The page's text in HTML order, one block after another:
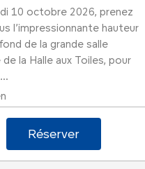
10 octobre 2026, prenez
l’impressionnante hauteur
de la grande salle
la Halle aux Toiles, pour
Réserver